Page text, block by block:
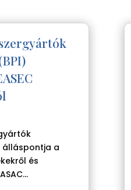
álláspontja a
és